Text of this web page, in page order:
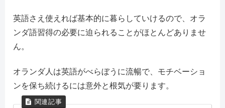
英語さえ使えれば基本的に暮らしていけるので、オラ
ンダ語習得の必要に迫られることがほとんどありませ
ん。
オランダ人は英語がべらぼうに流暢で、モチベーショ
ンを保ち続けるには意外と根気が要ります。